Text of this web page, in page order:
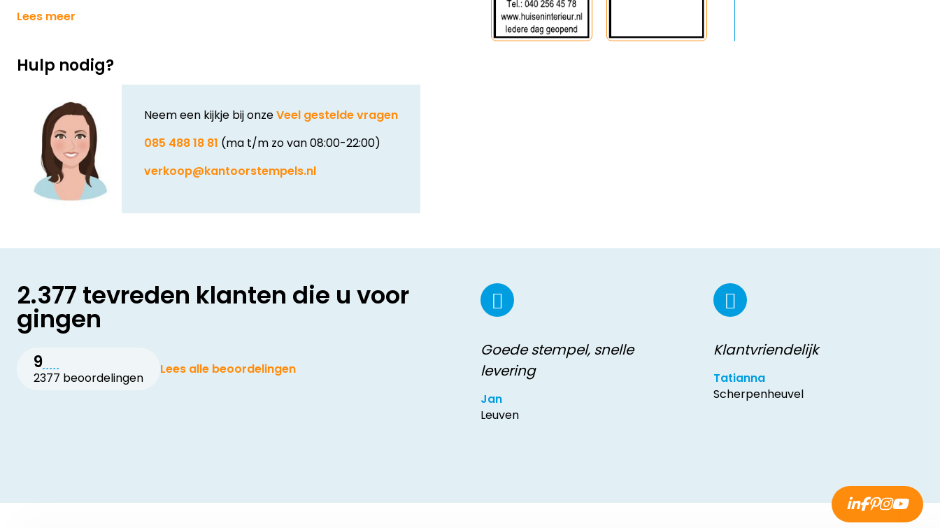
Lees meer
Hulp nodig?
Neem een kijkje bij onzeVeel gestelde vragen
085 488 18 81 (ma t/m zo van 08:00-22:00)
verkoop@kantoorstempels.nl
2.377 tevreden klanten die u voor
gingen
9
2377 beoordelingen
Lees alle beoordelingen
Goede stempel, snelle
levering
Jan
Leuven
Klantvriendelijk
Tatianna
Scherpenheuvel